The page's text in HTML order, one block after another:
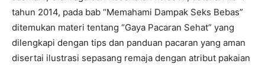
tahun 2014, pada bab “Memahami Dampak Seks Bebas”
ditemukan materi tentang “Gaya Pacaran Sehat” yang
dilengkapi dengan tips dan panduan pacaran yang aman
disertai ilustrasi sepasang remaja dengan atribut pakaian